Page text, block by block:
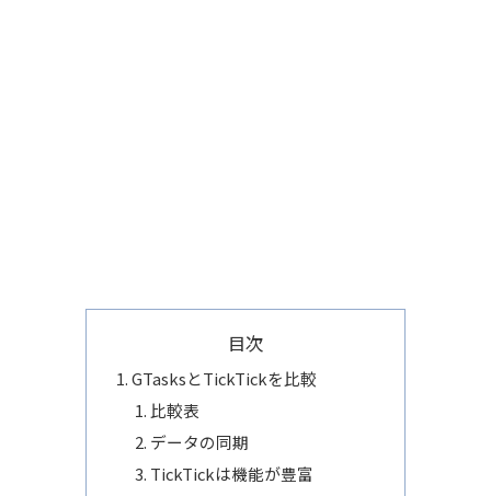
目次
GTasksとTickTickを比較
比較表
データの同期
TickTickは機能が豊富